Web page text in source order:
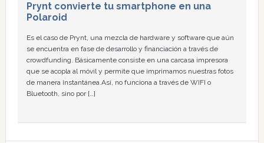
Prynt convierte tu smartphone en una
Polaroid
Es el caso de Prynt, una mezcla de hardware y software que aún
se encuentra en fase de desarrollo y financiación a través de
crowdfunding. Básicamente consiste en una carcasa impresora
que se acopla al móvil y permite que imprimamos nuestras fotos
de manera instantánea.Así, no funciona a través de WIFI o
Bluetooth, sino por […]